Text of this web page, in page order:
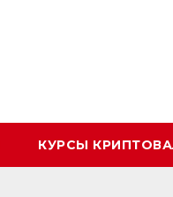
КУРСЫ